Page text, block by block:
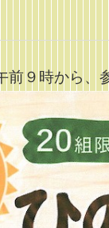
前９時から、